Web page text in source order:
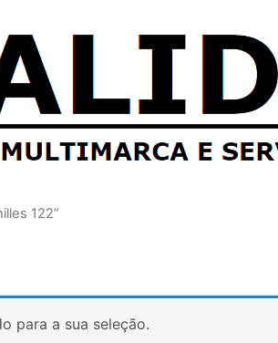
122”
para a sua seleção.